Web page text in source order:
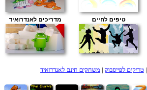
טיפים לחיים מדריכים לאנדרואיד
|טריקים לפייסבוק | משחקים חינם לאנדרואיד